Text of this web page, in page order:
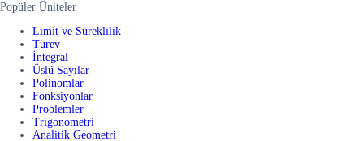
Popüler Üniteler
Limit ve Süreklilik
Türev
İntegral
Üslü Sayılar
Polinomlar
Fonksiyonlar
Problemler
Trigonometri
Analitik Geometri